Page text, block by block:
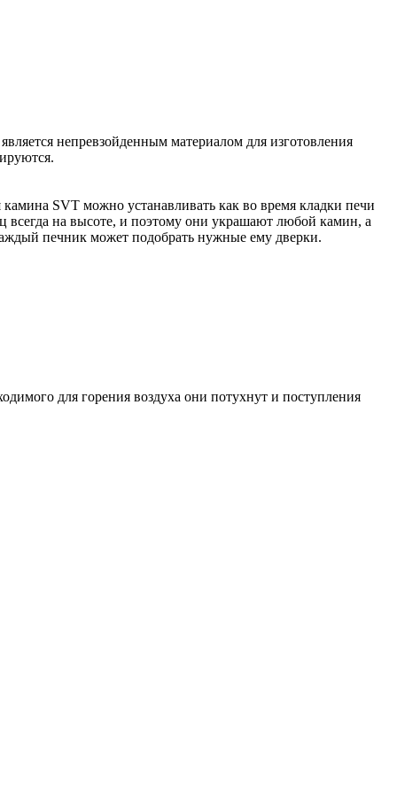
непревзойденным материалом для изготовления
SVT можно устанавливать как во время кладки печи
всегда на высоте, и поэтому они украшают любой камин, а
печник может подобрать нужные ему дверки.
для горения воздуха они потухнут и поступления